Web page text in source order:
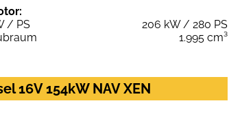
/ PS
206 kW / 280 PS
1.995 cm³
16V 154kW NAV XEN